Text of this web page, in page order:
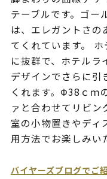
テーブルです。ゴー
は、エレガントさの
てくれています。
に抜群で、ホテルラ
デザインでさらに引
くれます。Φ38ｃｍ
ァと合わせてリビン
室の小物置きやディ
用方法でお楽しみい
バイヤーズブログでご